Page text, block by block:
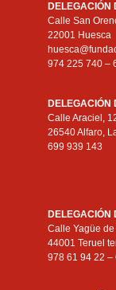
DELEGACIÓN
Calle San
22001 Huesca
974 225 740 –
DELEGACIÓN
Calle Araciel,
26540 Alfaro,
699 939 143
DELEGACIÓN
Calle Yagüe de
44001 Teruel
978 61 94 22 –